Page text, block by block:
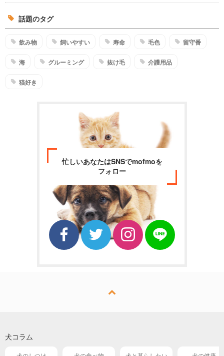
話題のタグ
飲み物 飼いやすい 寿命 毛色 留守番
海 グルーミング 抜け毛 介護用品
猫好き
忙しいあなたはSNSでmofmoを
フォロー
犬コラム